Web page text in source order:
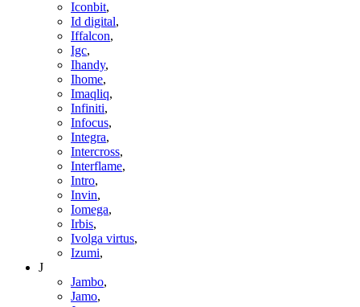
Iconbit,
Id digital,
Iffalcon,
Igc,
Ihandy,
Ihome,
Imaqliq,
Infiniti,
Infocus,
Integra,
Intercross,
Interflame,
Intro,
Invin,
Iomega,
Irbis,
Ivolga virtus,
Izumi,
J
Jambo,
Jamo,